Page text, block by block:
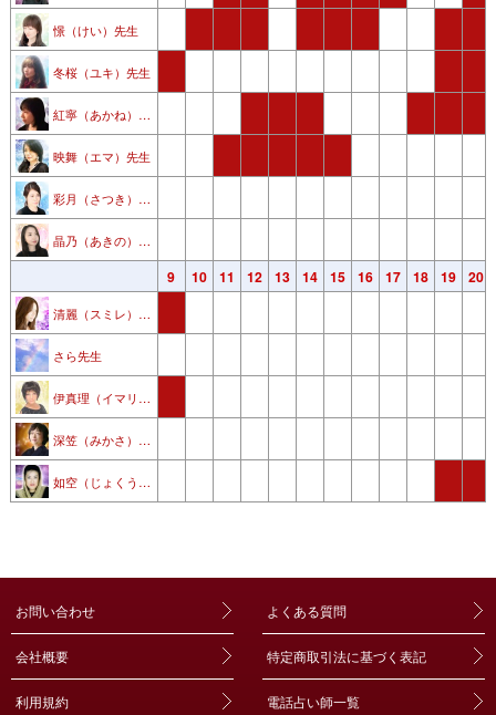
憬（けい）先生
冬桜（ユキ）先生
紅寧（あかね）先生
映舞（エマ）先生
彩月（さつき） 先生
晶乃（あきの） 先生
清麗（スミレ）先生
さら先生
伊真理（イマリ）先生
深笠（みかさ）先生
如空（じょくう）先生
9 10 11 12 13 14 15 16 17 18 19 20
お問い合わせ よくある質問
会社概要 特定商取引法に基づく表記
利用規約 電話占い師一覧